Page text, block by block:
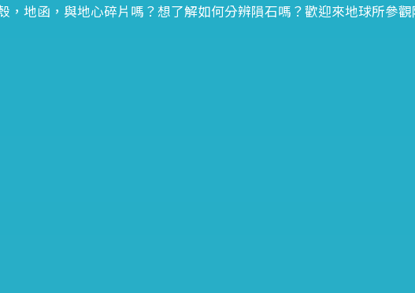
地函，與地心碎片嗎？想了解如何分辨隕石嗎？歡迎來地球所參